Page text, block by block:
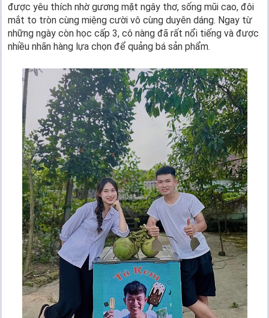
được yêu thích nhờ gương mặt ngây thơ, sống mũi cao, đôi
mắt to tròn cùng miệng cười vô cùng duyên dáng. Ngay từ
những ngày còn học cấp 3, cô nàng đã rất nổi tiếng và được
nhiều nhãn hàng lựa chọn để quảng bá sản phẩm.